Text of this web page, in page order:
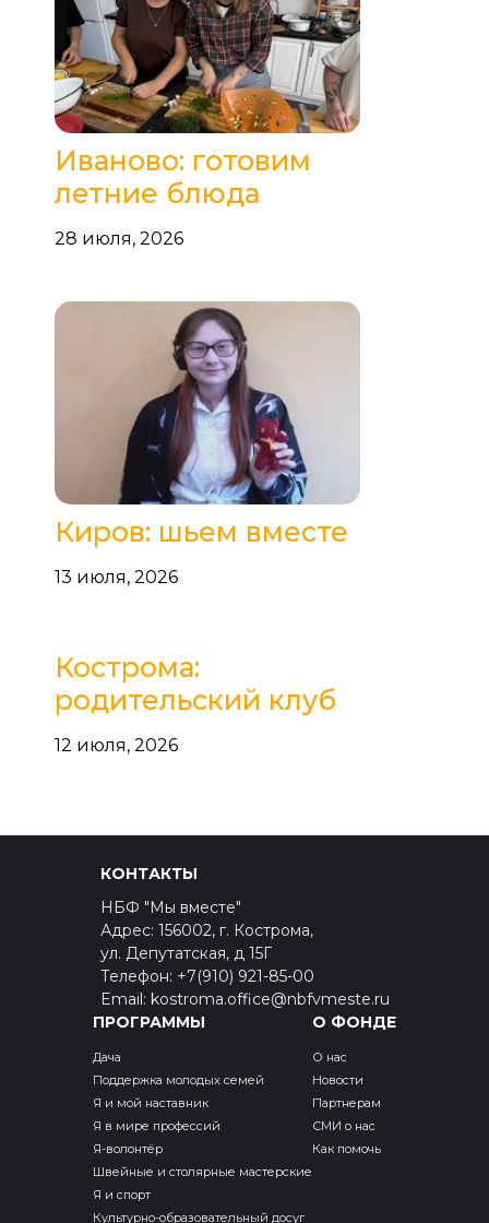
Иваново: готовим
летние блюда
28 июля, 2026
Киров: шьем вместе
13 июля, 2026
Кострома:
родительский клуб
12 июля, 2026
КОНТАКТЫ
НБФ "Мы вместе"
Адрес: 156002, г. Кострома,
ул. Депутатская, д 15Г
Телефон: +7(910) 921-85-00
Email: kostroma.office@nbfvmeste.ru
ПРОГРАММЫ
Дача
Поддержка молодых семей
Я и мой наставник
Я в мире профессий
Я-волонтёр
Швейные и столярные мастерские
Я и спорт
Культурно-образовательный досуг
О ФОНДЕ
О нас
Новости
Партнерам
СМИ о нас
Как помочь